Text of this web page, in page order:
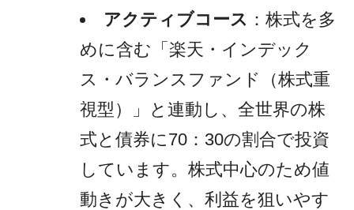
アクティブコース ：株式を多
めに含む「楽天・インデック
ス・バランスファンド（株式重
視型）」と連動し、全世界の株
式と債券に70：30の割合で投資
しています。株式中心のため値
動きが大きく、利益を狙いやす